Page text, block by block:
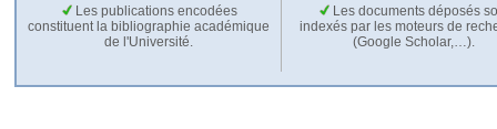
Les publications encodées
constituent la bibliographie académique
de l'Université.
Les documents déposés
indexés par les moteurs de
(Google Scholar,…).